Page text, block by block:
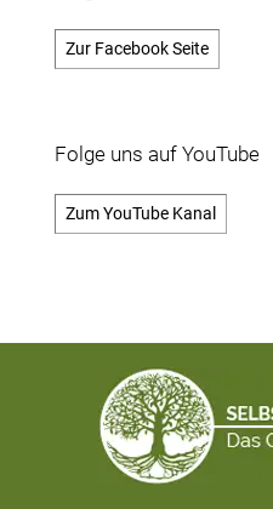
Zur Facebook Seite
Folge uns auf YouTube
Zum YouTube Kanal